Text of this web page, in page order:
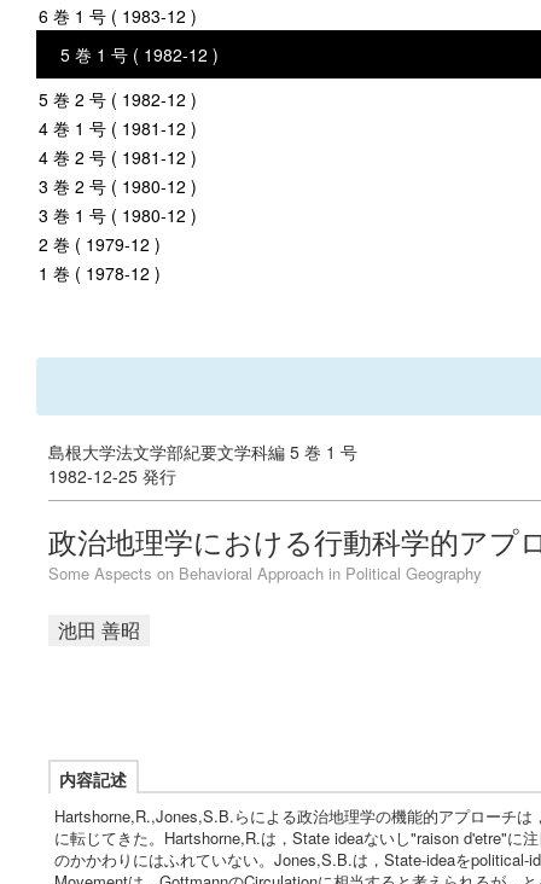
6 巻 1 号 ( 1983-12 )
5 巻 1 号 ( 1982-12 )
5 巻 2 号 ( 1982-12 )
4 巻 1 号 ( 1981-12 )
4 巻 2 号 ( 1981-12 )
3 巻 2 号 ( 1980-12 )
3 巻 1 号 ( 1980-12 )
2 巻 ( 1979-12 )
1 巻 ( 1978-12 )
島根大学法文学部紀要文学科編 5 巻 1 号
1982-12-25 発行
政治地理学における行動科学的アプ
Some Aspects on Behavioral Approach in Political Geography
池田 善昭
内容記述
Hartshorne,R.,Jones,S.B.らによる政治地理学の機能的アプローチ
に転じてきた。Hartshorne,R.は，State ideaないし"raison d'etre"に
のかかわりにはふれていない。Jones,S.B.は，State-ideaを